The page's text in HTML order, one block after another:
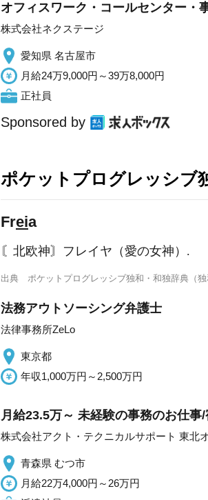
オフィスワーク・コールセンター・
株式会社ネクステージ
愛知県 名古屋市
月給24万9,000円～39万8,000円
正社員
Sponsored by
ポケットプログレッシブ
Freia
〘北欧神〙フレイヤ（愛の女神）.
出典 ポケットプログレッシブ独和・和独辞典（独
法務アウトソーシング弁護士
法律事務所ZeLo
東京都
年収1,000万円～2,500万円
月給23.5万～ 未経験の事務のお仕事/
株式会社アクト・テクニカルサポート 東北
青森県 むつ市
月給22万4,000円～26万円